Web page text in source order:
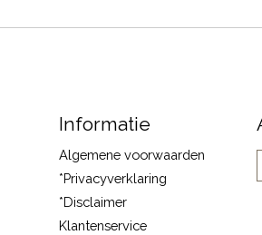
Informatie
Algemene voorwaarden
*Privacyverklaring
*Disclaimer
Klantenservice